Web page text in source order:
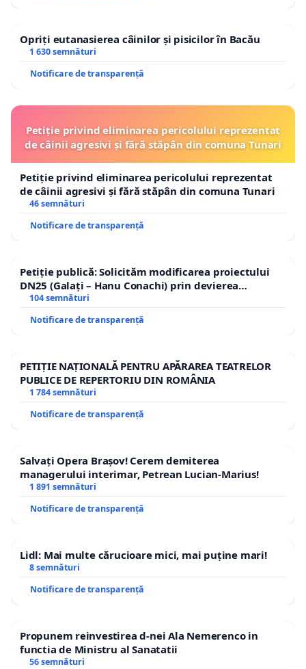
Opriți eutanasierea câinilor și pisicilor în Bacău
1 630 semnături
Notificare de transparență
Petiție privind eliminarea pericolului reprezentat
de câinii agresivi și fără stăpân din comuna Tunari
Petiție privind eliminarea pericolului reprezentat
de câinii agresivi și fără stăpân din comuna Tunari
46 semnături
Notificare de transparență
Petiție publică: Solicităm modificarea proiectului
DN25 (Galați – Hanu Conachi) prin devierea
traseului în afara localităților!
104 semnături
Notificare de transparență
PETIȚIE NAȚIONALĂ PENTRU APĂRAREA TEATRELOR
PUBLICE DE REPERTORIU DIN ROMÂNIA
1 784 semnături
Notificare de transparență
Salvați Opera Brașov! Cerem demiterea
managerului interimar, Petrean Lucian-Marius!
1 891 semnături
Notificare de transparență
Lidl: Mai multe cărucioare mici, mai puține mari!
8 semnături
Notificare de transparență
Propunem reinvestirea d-nei Ala Nemerenco in
functia de Ministru al Sanatatii
56 semnături